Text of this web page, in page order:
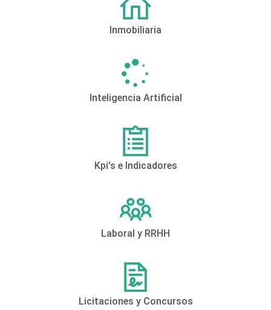
Inmobiliaria
Inteligencia Artificial
Kpi's e Indicadores
Laboral y RRHH
Licitaciones y Concursos